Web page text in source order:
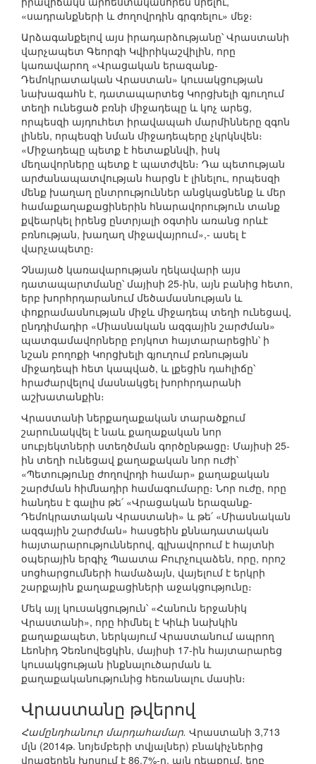
«սադրանքների և ժողովրդին գրգռելու» մեջ։
Արձագանքելով այս իրադարձությանը՝ Վրաստանի
վարչապետ Գեորգի Կվիրիկաշվիլին, որը
կառավարող «Վրացական երազանք-
Դեմոկրատական Վրաստան» կուսակցության
նախագահն է, դատապարտեց Կորցխելի գյուղում
տեղի ունեցած բռնի միջադեպը և կոչ արեց,
որպեսզի այդուհետ իրավապահ մարմինները զգոն
լինեն, որպեսզի նման միջադեպերը չկրկնվեն։
«Միջադեպը պետք է հետաքննվի, իսկ
մեղավորները պետք է պատժվեն։ Դա պետության
արժանապատվության հարցն է լինելու, որպեսզի
մենք խաղաղ ընտրություններ անցկացնենք և մեր
համաքաղաքացիներին հնարավորություն տանք
քվեարկել իրենց ընտրյալի օգտին առանց որևէ
բռնության, խաղաղ միջավայրում»,- ասել է
վարչապետը։
Չնայած կառավարության ղեկավարի այս
դատապարտմանը՝ մայիսի 25-ին, այն բանից հետո,
երբ խորհրդարանում մեծամասնության և
փոքրամասնության միջև միջադեպ տեղի ունեցավ,
ընդդիմադիր «Միասնական ազգային շարժման»
պատգամավորները բոյկոտ հայտարարեցին՝ ի
նշան բողոքի Կորցխելի գյուղում բռնության
միջադեպի հետ կապված, և լքեցին դահլիճը՝
հրաժարվելով մասնակցել խորհրդարանի
աշխատանքին։
Վրաստանի ներքաղաքական տարածքում
շարունակվել է նաև քաղաքական նոր
սուբյեկտների ստեղծման գործընթացը։ Մայիսի 25-
ին տեղի ունեցավ քաղաքական նոր ուժի՝
«Պետությունը ժողովրդի համար» քաղաքական
շարժման հիմնադիր համագումարը։ Նոր ուժը, որը
հանդես է գալիս թե՛ «Վրացական երազանք-
Դեմոկրատական Վրաստանի» և թե՛ «Միասնական
ազգային շարժման» հասցեին քննադատական
հայտարարություններով, գլխավորում է հայտնի
օպերային երգիչ Պաատա Բուրչուլաձեն, որը, որոշ
սոցհարցումների համաձայն, վայելում է երկրի
շարքային քաղաքացիների աջակցությունը։
Մեկ այլ կուսակցություն՝ «Հանուն երջանիկ
Վրաստանի», որը հիմնել է Կիևի նախկին
քաղաքապետ, ներկայում Վրաստանում ապրող
Լեոնիդ Չեռնովեցկին, մայիսի 17-ին հայտարարեց
կուսակցության ինքնալուծարման և
քաղաքականությունից հեռանալու մասին։
Վրաստանը թվերով
Համընդհանուր մարդահամար. Վրաստանի 3,713
մլն (2014թ. նոյեմբերի տվյալներ) բնակիչներից
վրացերեն խոսում է 86,7%-ը, այն դեպքում, երբ